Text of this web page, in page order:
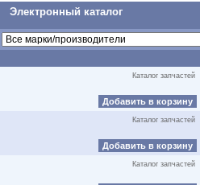
Электронный каталог
Каталог запчастей
Добавить в корзину
Каталог запчастей
Добавить в корзину
Каталог запчастей